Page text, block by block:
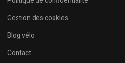
Gestion des cookies
Blog vélo
Contact